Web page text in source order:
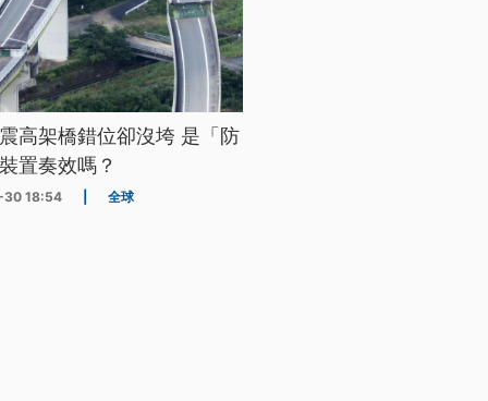
高架橋錯位卻沒垮 是「防
置奏效嗎？
18:54 全球